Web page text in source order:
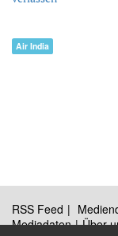
Air India
RSS Feed
Mediadaten
Über